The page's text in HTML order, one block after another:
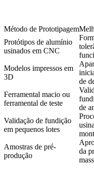
Método de Prototipagem
Protótipos de alumínio
usinados em CNC
Modelos impressos em
3D
de
Ferramental macio ou
ferramental de teste
de
Validação de fundição
em pequenos lotes
Amostras de pré-
produção
da